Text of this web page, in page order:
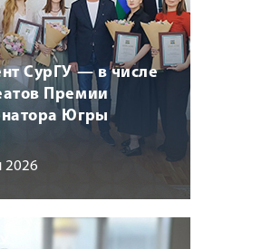
СурГУ — в числе
Премии
Югры
2026